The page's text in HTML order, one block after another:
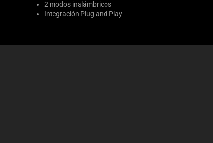
2 modos inalámbricos
Integración Plug and Play